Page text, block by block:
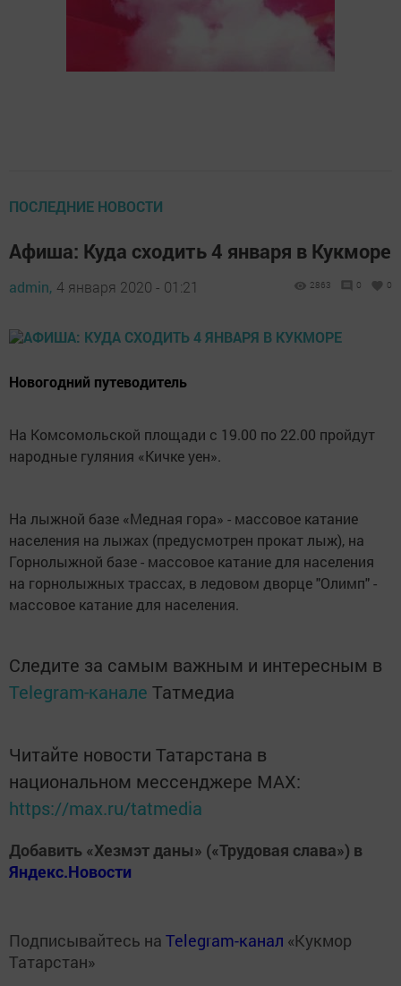
ПОСЛЕДНИЕ НОВОСТИ
Афиша: Куда сходить 4 января в Кукморе
admin, 4 января 2020 - 01:21 2863 0 0
Новогодний путеводитель
На Комсомольской площади с 19.00 по 22.00 пройдут
народные гуляния «Кичке уен».
На лыжной базе «Медная гора» - массовое катание
населения на лыжах (предусмотрен прокат лыж), на
Горнолыжной базе - массовое катание для населения
на горнолыжных трассах, в ледовом дворце "Олимп" -
массовое катание для населения.
Следите за самым важным и интересным в
Telegram-канале Татмедиа
Читайте новости Татарстана в
национальном мессенджере MАХ:
https://max.ru/tatmedia
Добавить «Хезмэт даны» («Трудовая слава») в
Яндекс.Новости
Подписывайтесь на Telegram-канал «Кукмор
Татарстан»